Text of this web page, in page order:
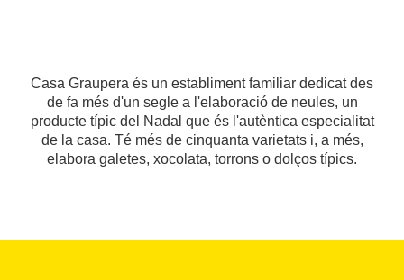
Casa Graupera és un establiment familiar dedicat des
de fa més d'un segle a l'elaboració de neules, un
producte típic del Nadal que és l'autèntica especialitat
de la casa. Té més de cinquanta varietats i, a més,
elabora galetes, xocolata, torrons o dolços típics.